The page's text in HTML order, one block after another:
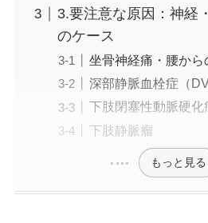
3.要注意な原因：神経
のケース
坐骨神経痛・腰から
深部静脈血栓症（
下肢閉塞性動脈硬化
下肢静脈瘤
もっと見る